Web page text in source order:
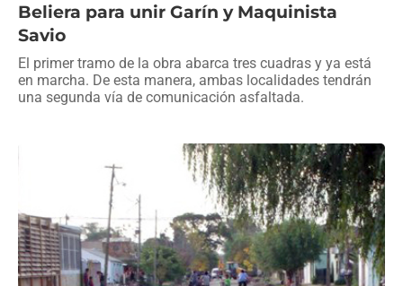
Beliera para unir Garín y Maquinista
Savio
El primer tramo de la obra abarca tres cuadras y ya está
en marcha. De esta manera, ambas localidades tendrán
una segunda vía de comunicación asfaltada.